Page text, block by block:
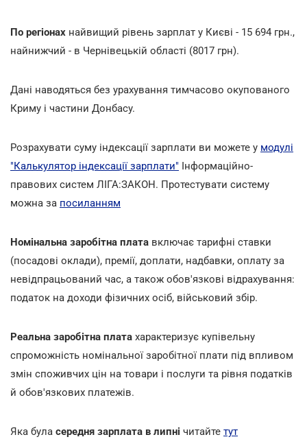
По регіонах найвищий рівень зарплат у Києві - 15 694 грн.,
найнижчий - в Чернівецькій області (8017 грн).
Дані наводяться без урахування тимчасово окупованого
Криму і частини Донбасу.
Розрахувати суму індексації зарплати ви можете у модулі
"Калькулятор індексації зарплати" Інформаційно-
правових систем ЛІГА:ЗАКОН. Протестувати систему
можна за посиланням
Номінальна заробітна плата включає тарифні ставки
(посадові оклади), премії, доплати, надбавки, оплату за
невідпрацьований час, а також обов'язкові відрахування:
податок на доходи фізичних осіб, військовий збір.
Реальна заробітна плата характеризує купівельну
спроможність номінальної заробітної плати під впливом
змін споживчих цін на товари і послуги та рівня податків
й обов'язкових платежів.
Яка була середня зарплата в липні читайте тут